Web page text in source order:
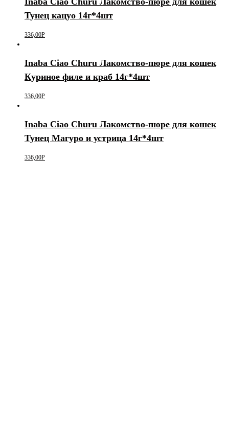
Тунец кацуо 14г*4шт
336,00Р
Inaba Ciao Churu Лакомство-пюре для кошек
Куриное филе и краб 14г*4шт
336,00Р
Inaba Ciao Churu Лакомство-пюре для кошек
Тунец Магуро и устрица 14г*4шт
336,00Р